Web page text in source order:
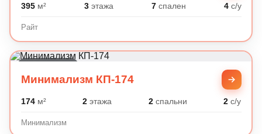
395м² 3этажа 7спален 4с/у
Райт
Минимализм КП-174
174м² 2 этажа 2спальни 2 с/у
Минимализм